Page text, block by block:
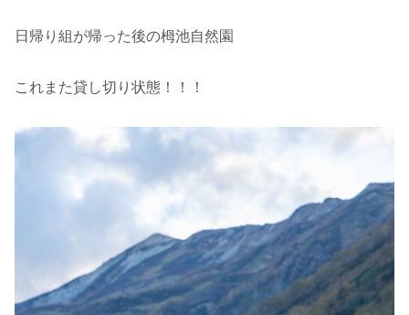
日帰り組が帰った後の栂池自然園
これまた貸し切り状態！！！